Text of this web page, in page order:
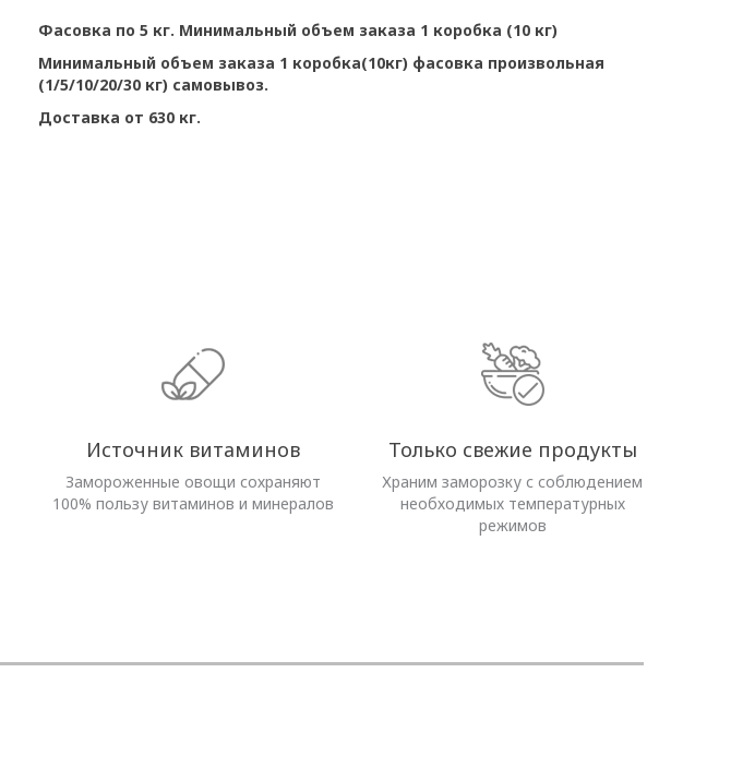
Фасовка по 5 кг. Минимальный объем заказа 1 коробка (10 кг)
Минимальный объем заказа 1 коробка(10кг) фасовка произвольная
(1/5/10/20/30 кг) самовывоз.
Доставка от 630 кг.
Источник витаминов
Замороженные овощи сохраняют
100% пользу витаминов и минералов
Только свежие продукты
Храним заморозку с соблюдением
необходимых температурных
режимов